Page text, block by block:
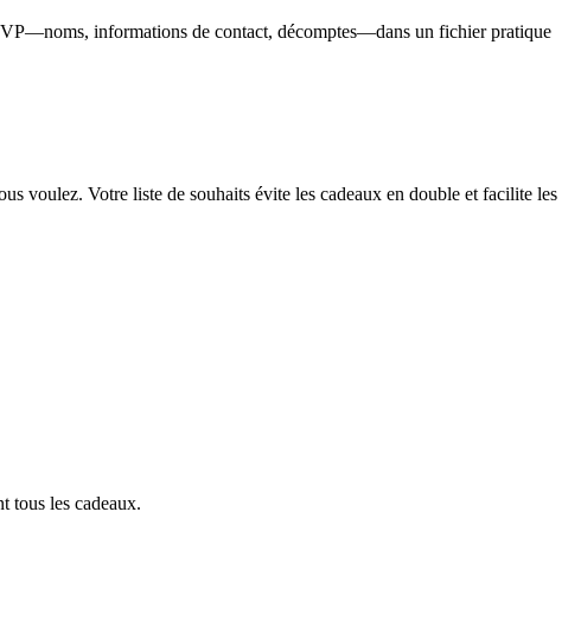
informations de contact, décomptes—dans un fichier pratique
voulez. Votre liste de souhaits évite les cadeaux en double et facilite les
tous les cadeaux.